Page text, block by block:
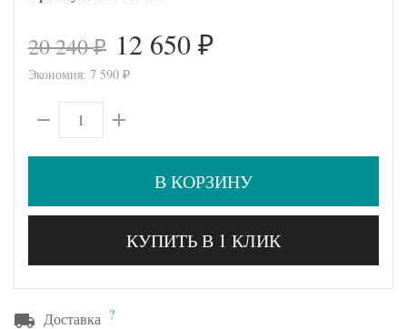
20 240₽ 12 650 ₽
Экономия: 7 590 ₽
В КОРЗИНУ
КУПИТЬ В 1 КЛИК
Доставка ?